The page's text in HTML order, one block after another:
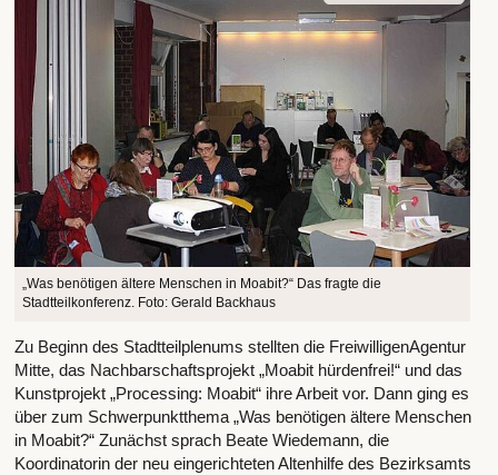
„Was benötigen ältere Menschen in Moabit?“ Das fragte die
Stadtteilkonferenz. Foto: Gerald Backhaus
Zu Beginn des Stadtteilplenums stellten die FreiwilligenAgentur
Mitte, das Nachbarschaftsprojekt „Moabit hürdenfrei!“ und das
Kunstprojekt „Processing: Moabit“ ihre Arbeit vor. Dann ging es
über zum Schwerpunktthema „Was benötigen ältere Menschen
in Moabit?“ Zunächst sprach Beate Wiedemann, die
Koordinatorin der neu eingerichteten Altenhilfe des Bezirksamts